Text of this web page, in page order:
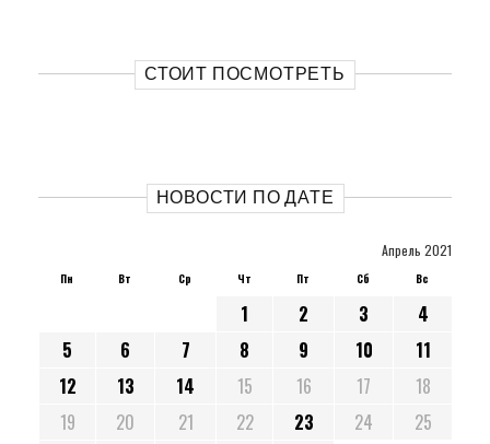
СТОИТ ПОСМОТРЕТЬ
НОВОСТИ ПО ДАТЕ
Апрель 2021
Пн Вт Ср Чт Пт Сб Вс
1 2 3
4
5
6 7 8 9 10
11
12
13 14 15 16 17
18
19
20 21 22 23 24
25